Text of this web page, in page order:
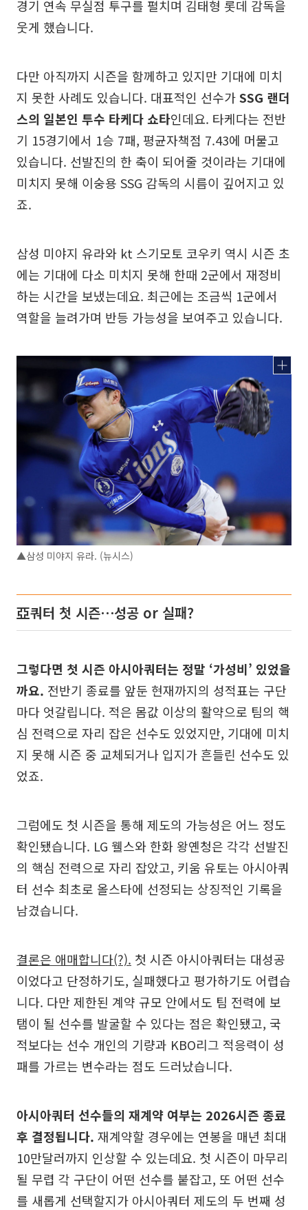
경기 연속 무실점 투구를 펼치며 김태형 롯데 감독을
웃게 했습니다.
다만 아직까지 시즌을 함께하고 있지만 기대에 미치
지 못한 사례도 있습니다. 대표적인 선수가SSG 랜더
스의 일본인 투수 타케다 쇼타인데요. 타케다는 전반
기 15경기에서 1승 7패, 평균자책점 7.43에 머물고
있습니다. 선발진의 한 축이 되어줄 것이라는 기대에
미치지 못해 이숭용 SSG 감독의 시름이 깊어지고 있
죠.
삼성 미야지 유라와 kt 스기모토 코우키 역시 시즌 초
에는 기대에 다소 미치지 못해 한때 2군에서 재정비
하는 시간을 보냈는데요. 최근에는 조금씩 1군에서
역할을 늘려가며 반등 가능성을 보여주고 있습니다.
▲삼성 미야지 유라. (뉴시스)
亞쿼터 첫 시즌⋯성공 or 실패?
그렇다면 첫 시즌 아시아쿼터는 정말 ‘가성비’ 있었을
까요. 전반기 종료를 앞둔 현재까지의 성적표는 구단
마다 엇갈립니다. 적은 몸값 이상의 활약으로 팀의 핵
심 전력으로 자리 잡은 선수도 있었지만, 기대에 미치
지 못해 시즌 중 교체되거나 입지가 흔들린 선수도 있
었죠.
그럼에도 첫 시즌을 통해 제도의 가능성은 어느 정도
확인됐습니다. LG 웰스와 한화 왕옌청은 각각 선발진
의 핵심 전력으로 자리 잡았고, 키움 유토는 아시아쿼
터 선수 최초로 올스타에 선정되는 상징적인 기록을
남겼습니다.
결론은 애매합니다(?). 첫 시즌 아시아쿼터는 대성공
이었다고 단정하기도, 실패했다고 평가하기도 어렵습
니다. 다만 제한된 계약 규모 안에서도 팀 전력에 보
탬이 될 선수를 발굴할 수 있다는 점은 확인됐고, 국
적보다는 선수 개인의 기량과 KBO리그 적응력이 성
패를 가르는 변수라는 점도 드러났습니다.
아시아쿼터 선수들의 재계약 여부는 2026시즌 종료
후 결정됩니다. 재계약할 경우에는 연봉을 매년 최대
10만달러까지 인상할 수 있는데요. 첫 시즌이 마무리
될 무렵 각 구단이 어떤 선수를 붙잡고, 또 어떤 선수
를 새롭게 선택할지가 아시아쿼터 제도의 두 번째 성